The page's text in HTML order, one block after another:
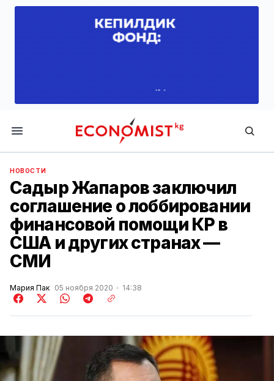
Economist.kg
НОВОСТИ
Садыр Жапаров заключил
соглашение о лоббировании
финансовой помощи КР в
США и других странах —
СМИ
Мария Пак 05 ноября 2020 14:38